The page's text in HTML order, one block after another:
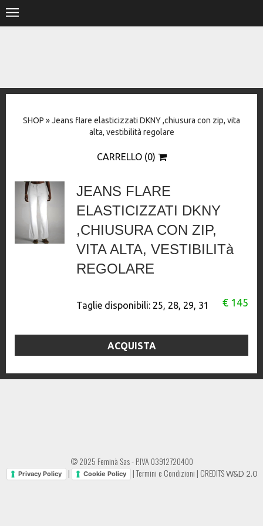
STORE
DESIGNERS
CONTACT
SHOP »Jeans flare elasticizzati DKNY ,chiusura con zip, vita
alta, vestibilità regolare
CARRELLO (0)
JEANS FLARE
ELASTICIZZATI DKNY
,CHIUSURA CON ZIP,
VITA ALTA, VESTIBILITà
REGOLARE
€ 145
Taglie disponibili:25, 28, 29, 31
ACQUISTA
© 2025 Feminà Sas - P.IVA 03912720400
Privacy Policy | Cookie Policy |Termini e Condizioni | CREDITSW&D 2.0